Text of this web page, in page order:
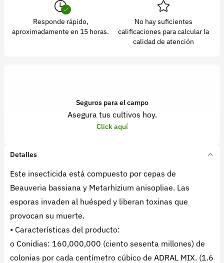
Responde rápido,
aproximadamente en 15 horas.
No hay suficientes
calificaciones para calcular la
calidad de atención
Seguros para el campo
Asegura tus cultivos hoy.
Click aquí
Detalles
Este insecticida está compuesto por cepas de
Beauveria bassiana y Metarhizium anisopliae. Las
esporas invaden al huésped y liberan toxinas que
provocan su muerte.
• Características del producto:
o Conidias: 160,000,000 (ciento sesenta millones) de
colonias por cada centímetro cúbico de ADRAL MIX. (1.6
© 2026 Croper.com Todos los derechos reservados
Versión 5.45.0
Síguenos